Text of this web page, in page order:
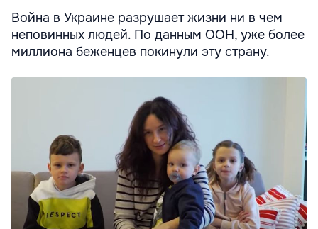
Война в Украине разрушает жизни ни в чем
неповинных людей. По данным ООН, уже более
миллиона беженцев покинули эту страну.